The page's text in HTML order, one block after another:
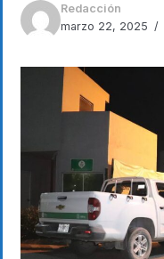
Redacción
marzo 22, 2025